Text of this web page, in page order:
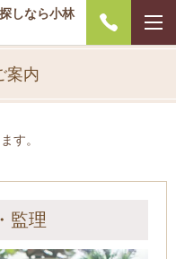
しなら小林
案内
す。
監理